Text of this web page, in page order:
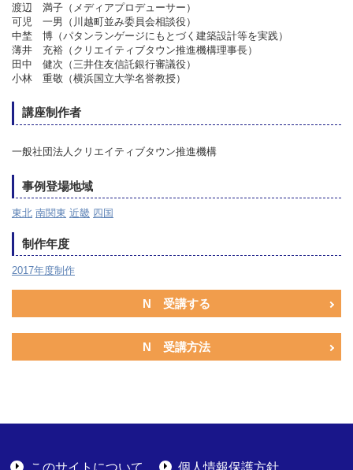
渡辺 満子（メディアプロデューサー）
可児 一男（川越町並み委員会相談役）
中埜 博（パタンランゲージにもとづく建築設計等を実践）
薄井 充裕（クリエイティブタウン推進機構理事長）
田中 健次（三井住友信託銀行審議役）
小林 重敬（横浜国立大学名誉教授）
講座制作者
一般社団法人クリエイティブタウン推進機構
事例登場地域
東北 南関東 近畿 四国
制作年度
2017年度制作
N 受講する
N 受講方法
このサイトについて 個人情報保護方針